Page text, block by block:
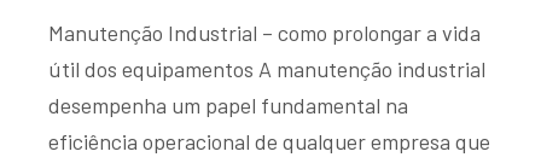
Manutenção Industrial – como prolongar a vida
útil dos equipamentos A manutenção industrial
desempenha um papel fundamental na
eficiência operacional de qualquer empresa que